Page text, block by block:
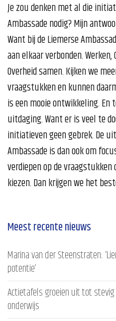
Je zou denken met al die
Ambassade nodig? Mijn
Want bij de Liemerse
aan elkaar verbonden.
Overheid samen. Kijken we
vraagstukken en kunnen
is een mooie ontwikkeling. En
uitdaging. Want er is veel te
initiatieven geen gebrek. De
Ambassade is dan ook om
verdiepen op de
kiezen. Dan krijgen we het
Meest recente nieuws
Marina van der Steenstraten:
potentie’
Actietafels groeien uit tot
onderwijs